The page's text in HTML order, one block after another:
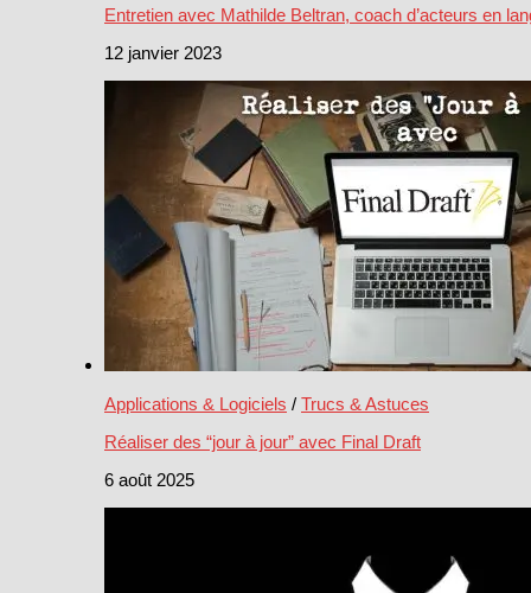
Entretien avec Mathilde Beltran, coach d’acteurs en
12 janvier 2023
Applications & Logiciels / Trucs & Astuces
Réaliser des “jour à jour” avec Final Draft
6 août 2025